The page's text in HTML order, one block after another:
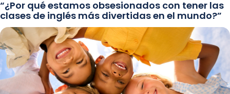
“¿Por qué estamos obsesionados con tener las
clases de inglés más divertidas en el mundo?”